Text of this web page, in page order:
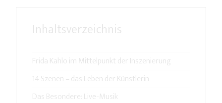
Inhaltsverzeichnis
Frida Kahlo im Mittelpunkt der Inszenierung
14 Szenen – das Leben der Künstlerin
Das Besondere: Live-Musik